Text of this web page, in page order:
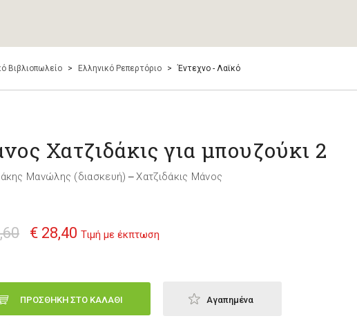
Βιβλιοπωλείο > Ελληνικό Ρεπερτόριο > Έντεχνο - Λαϊκό
Χατζιδάκις για μπουζούκι 2
Μανώλης (διασκευή) —Χατζιδάκις Μάνος
€ 28,40 Τιμή με έκπτωση
ΠΡΟΣΘΗΚΗ ΣΤΟ ΚΑΛΑΘΙ Αγαπημένα